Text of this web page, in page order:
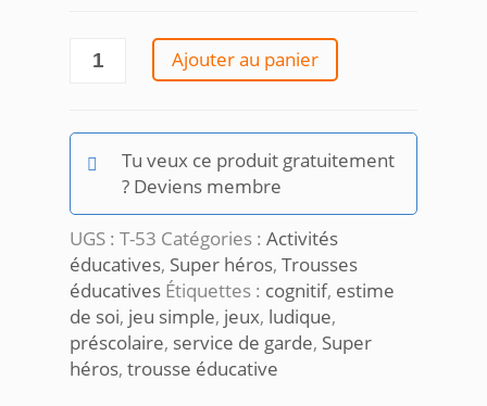
quantité
éducative
L'enfant
Le
héros
Ajouter au panier
Tu veux ce produit gratuitement
? Deviens membre
UGS : T-53 Catégories : Activités
éducatives, Super héros, Trousses
éducatives Étiquettes : cognitif, estime
de soi, jeu simple, jeux, ludique,
préscolaire, service de garde, Super
héros, trousse éducative